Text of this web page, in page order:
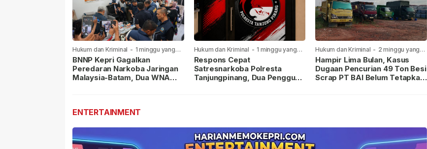
Hukum dan Kriminal - 1 minggu yang
lalu
BNNP Kepri Gagalkan
Peredaran Narkoba Jaringan
Malaysia-Batam, Dua WNA
Hukum dan Kriminal - 1 minggu yang
lalu
Respons Cepat
Satresnarkoba Polresta
Tanjungpinang, Dua Pengguna
Hukum dan Kriminal - 2 minggu yang
lalu
Hampir Lima Bulan, Kasus
Dugaan Pencurian 49 Ton Besi
Scrap PT BAI Belum Tetapkan
ENTERTAINMENT